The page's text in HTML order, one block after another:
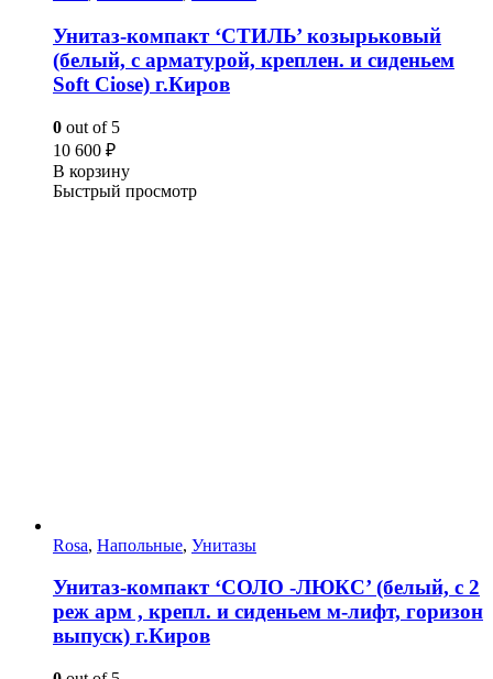
Унитаз-компакт ‘СТИЛЬ’ козырьковый
(белый, с арматурой, креплен. и сиденьем
Soft Ciose) г.Киров
0 out of 5
10 600 ₽
В корзину
Быстрый просмотр
Rosa, Напольные, Унитазы
Унитаз-компакт ‘СОЛО -ЛЮКС’ (белый, с 2
реж арм , крепл. и сиденьем м-лифт, горизон
выпуск) г.Киров